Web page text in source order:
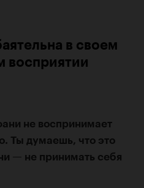
в своем
восприятии
не воспринимает
Ты думаешь, что это
— не принимать себя